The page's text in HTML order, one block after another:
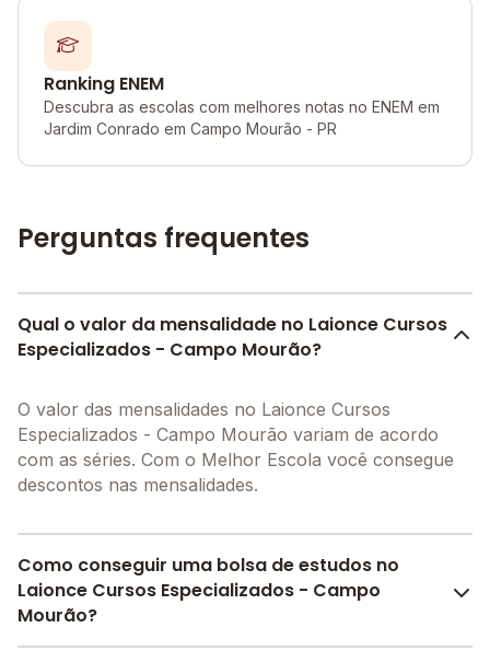
Ranking ENEM
Descubra as escolas com melhores notas no ENEM em
Jardim Conrado em Campo Mourão - PR
Perguntas frequentes
Qual o valor da mensalidade no Laionce Cursos
Especializados - Campo Mourão?
O valor das mensalidades no Laionce Cursos
Especializados - Campo Mourão variam de acordo
com as séries. Com o Melhor Escola você consegue
descontos nas mensalidades.
Como conseguir uma bolsa de estudos no
Laionce Cursos Especializados - Campo
Mourão?